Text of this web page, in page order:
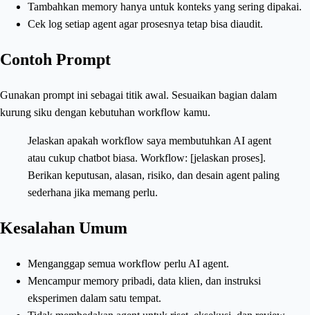
Tambahkan memory hanya untuk konteks yang sering dipakai.
Cek log setiap agent agar prosesnya tetap bisa diaudit.
Contoh Prompt
Gunakan prompt ini sebagai titik awal. Sesuaikan bagian dalam
kurung siku dengan kebutuhan workflow kamu.
Jelaskan apakah workflow saya membutuhkan AI agent
atau cukup chatbot biasa. Workflow: [jelaskan proses].
Berikan keputusan, alasan, risiko, dan desain agent paling
sederhana jika memang perlu.
Kesalahan Umum
Menganggap semua workflow perlu AI agent.
Mencampur memory pribadi, data klien, dan instruksi
eksperimen dalam satu tempat.